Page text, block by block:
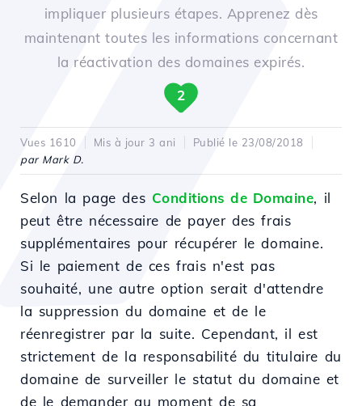
impliquer plusieurs étapes. Apprenez dès
maintenant toutes les informations concernant
la réactivation des domaines expirés.
2
Vues 1610 Mis à jour 3 ani
Publié le 23/08/2018
par Mark D.
Selon la page des Conditions de Domaine, il
peut être nécessaire de payer des frais
supplémentaires pour récupérer le domaine.
Si le paiement de ces frais n'est pas
souhaité, une autre option serait d'attendre
la suppression du domaine et de le
réenregistrer par la suite. Cependant, il est
strictement de la responsabilité du titulaire du
domaine de surveiller le statut du domaine et
de le demander au moment de sa